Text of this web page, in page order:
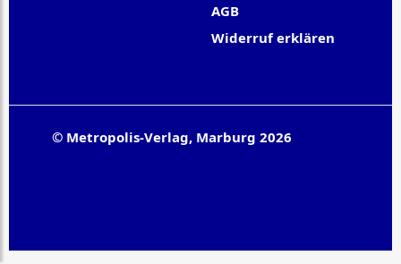
AGB
Widerruf erklären
© Metropolis-Verlag, Marburg 2026